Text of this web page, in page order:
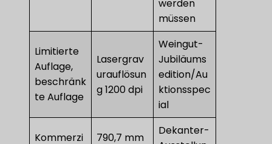
werden
müssen
Limitierte
Auflage,
beschränk
te Auflage
Lasergrav
urauflösun
g 1200 dpi
Weingut-
Jubiläums
edition/Au
ktionsspec
ial
Kommerzi
790,7 mm
Dekanter-